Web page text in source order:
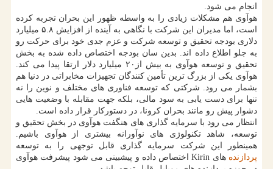
انجام می شود.
هوآوی هم مشكلات زیادی را به واسطه ظهور این بحران تجربه كرده
است، اما مدیران این شركت با نگاهی به آینده از افزایش ۵.۸ میلیارد
دلاری بودجه تحقیق و توسعه شركت و عزم جدی خود برای حركت رو
به جلو اطلاع داده اند. بدین سان بودجه اختصاص داده شده به بخش
تحقیق و توسعه هوآوی به بیش از۲۰ میلیارد دلار ارتقا پیدا می كند.
هوآوی یكی از بزرگ ترین تأمین كنندگان تجهیزات مخابراتی در دنیا هم
بشمار می رود. شركتی كه توسعه فناوری های مختلف و نوین را نه
تنها برای دست یابی به سود مالی، بلكه جهت مقابله با وضعیت هایی
دشوار پیش رو مانند بحران كرونا، در دستوركار قرار داده است.
انتظار می رود با سرمایه گذاری های هنگفت هوآوی در بخش تحقیق و
توسعه، شاهد تكنولوژی های نوآورانه بیشتری از هوآوی باشیم.
همینطور این شركت سرمایه گذاری قابل توجهی را به توسعه
پردازنده
های Kirin اختصاص داده و پیشبینی می شود پیشرفت هوآوی